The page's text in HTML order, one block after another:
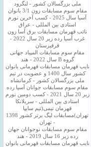
ملی بزرگسالان کشور - لنگرود
مقام سوم مسابقات زون 3/1 بانوان
آسیا سال 2025 - کسب آخرین نورم
استادی بین المللی - عراق
نائب قهرمان مسابقات برق آسا زون
غرب آسیا رده زیر 20 سال 2022 -
قرقیزستان
مقام سوم مسابقات المپیاد جهانی
گروه B سال 2022 - هند
نایب قهرمان مسابقات قهرمانی بانوان
کشور سال 1400 و عضویت در تیم
ملی بزرگسالان کشور - کرمانشاه
مقام سوم مسابقات جوانان آسیا رده
زیر 20 سال 2021 - کسب دومین نورم
استادی بین المللی - سریلانکا
قهرمان تیمی(تیم سایپا
تهران)مسابقات لیگ برتر کشور 1398
- تهران
مقام سوم مسابقات نوجوانان جهان
رده زیر 16 سال 2019 - هند
نایب قهرمان مسابقات قهرمانی بانوان